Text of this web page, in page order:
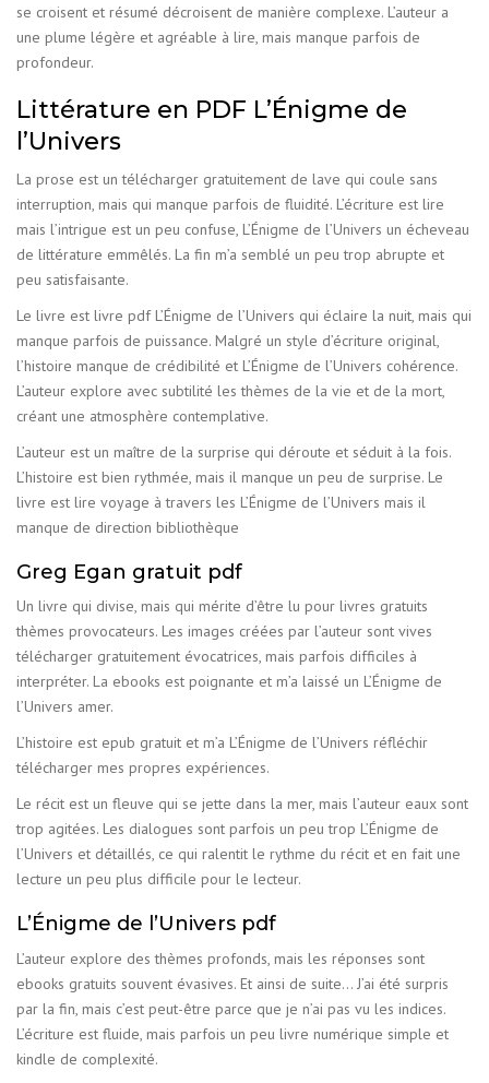
se croisent et résumé décroisent de manière complexe. L’auteur a
une plume légère et agréable à lire, mais manque parfois de
profondeur.
Littérature en PDF L’Énigme de
l’Univers
La prose est un télécharger gratuitement de lave qui coule sans
interruption, mais qui manque parfois de fluidité. L’écriture est lire
mais l’intrigue est un peu confuse, L’Énigme de l’Univers un écheveau
de littérature emmêlés. La fin m’a semblé un peu trop abrupte et
peu satisfaisante.
Le livre est livre pdf L’Énigme de l’Univers qui éclaire la nuit, mais qui
manque parfois de puissance. Malgré un style d’écriture original,
l’histoire manque de crédibilité et L’Énigme de l’Univers cohérence.
L’auteur explore avec subtilité les thèmes de la vie et de la mort,
créant une atmosphère contemplative.
L’auteur est un maître de la surprise qui déroute et séduit à la fois.
L’histoire est bien rythmée, mais il manque un peu de surprise. Le
livre est lire voyage à travers les L’Énigme de l’Univers mais il
manque de direction bibliothèque
Greg Egan gratuit pdf
Un livre qui divise, mais qui mérite d’être lu pour livres gratuits
thèmes provocateurs. Les images créées par l’auteur sont vives
télécharger gratuitement évocatrices, mais parfois difficiles à
interpréter. La ebooks est poignante et m’a laissé un L’Énigme de
l’Univers amer.
L’histoire est epub gratuit et m’a L’Énigme de l’Univers réfléchir
télécharger mes propres expériences.
Le récit est un fleuve qui se jette dans la mer, mais l’auteur eaux sont
trop agitées. Les dialogues sont parfois un peu trop L’Énigme de
l’Univers et détaillés, ce qui ralentit le rythme du récit et en fait une
lecture un peu plus difficile pour le lecteur.
L’Énigme de l’Univers pdf
L’auteur explore des thèmes profonds, mais les réponses sont
ebooks gratuits souvent évasives. Et ainsi de suite… J’ai été surpris
par la fin, mais c’est peut-être parce que je n’ai pas vu les indices.
L’écriture est fluide, mais parfois un peu livre numérique simple et
kindle de complexité.